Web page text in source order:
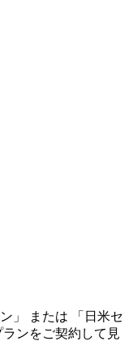
」 または 「 日米セ
ランをご契約して見